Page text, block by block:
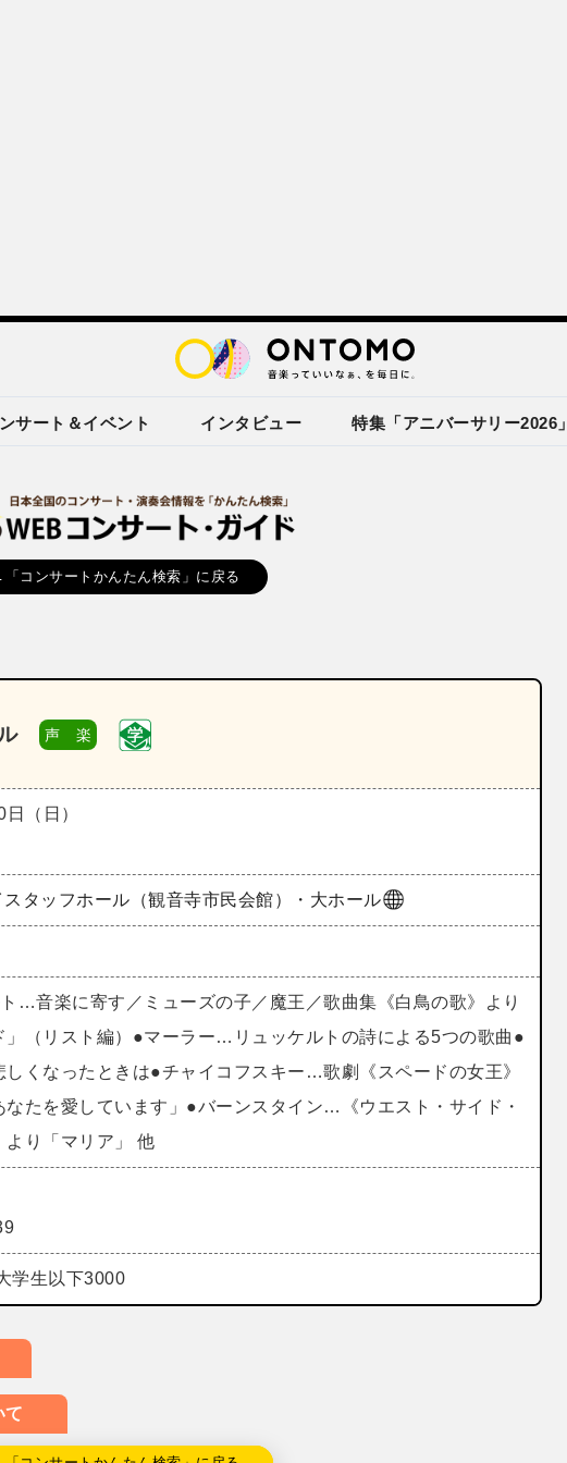
サート＆イベント インタビュー 特集「アニバーサリー2026」
コンサートかんたん検索」に戻る
声 楽
（日）
スタッフホール（観音寺市民会館）・大ホール
…音楽に寄す／ミューズの子／魔王／歌曲集《白鳥の歌》より
」（リスト編）●マーラー…リュッケルトの詩による5つの歌曲●
くなったときは●チャイコフスキー…歌劇《スペードの女王》
なたを愛しています」●バーンスタイン…《ウエスト・サイド・
より「マリア」 他
生以下3000
て